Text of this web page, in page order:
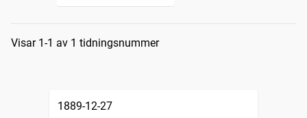
Sökresultat
Visar 1-1 av 1 tidningsnummer
1889-12-27